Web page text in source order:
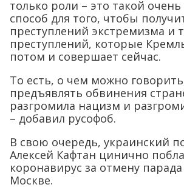
только роли – это такой
способ для того, чтобы
преступлений экстремизма и
преступлений, которые
потом и совершает сейчас.
То есть, о чем можно
предъявлять обвинения
разгромила нацизм и
– добавил русофоб.
В свою очередь, украинский
Алексей Кафтан цинично
коронавирус за отмену
Москве.